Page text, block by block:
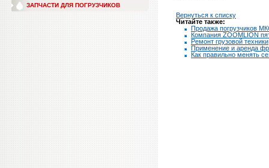
ЗАПЧАСТИ ДЛЯ ПОГРУЗЧИКОВ
Вернуться к списку
Читайте также:
Продажа погрузчиков
Компания ZOOMLION
Ремонт грузовой техники
Применение и аренда
Как правильно менять